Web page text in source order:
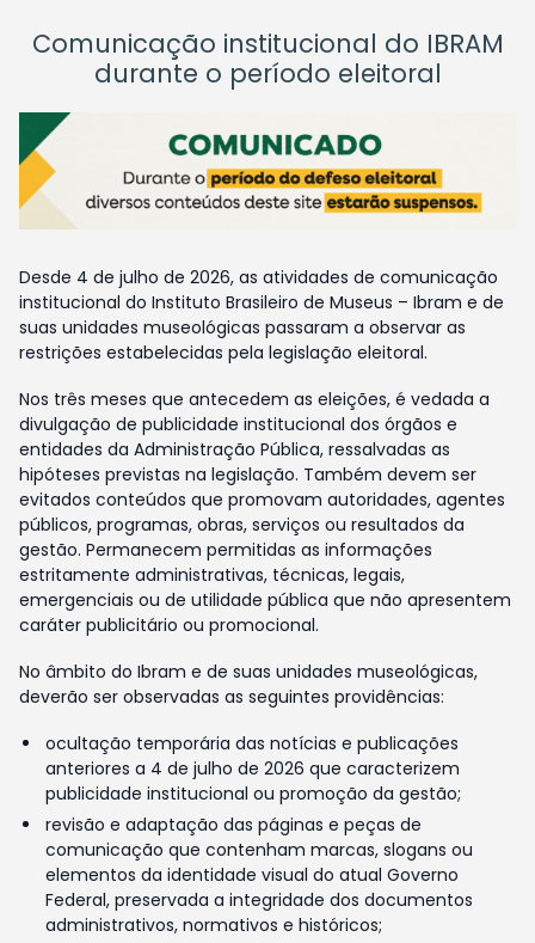
Comunicação institucional do IBRAM
durante o período eleitoral
Desde 4 de julho de 2026, as atividades de comunicação
institucional do Instituto Brasileiro de Museus – Ibram e de
suas unidades museológicas passaram a observar as
restrições estabelecidas pela legislação eleitoral.
Nos três meses que antecedem as eleições, é vedada a
divulgação de publicidade institucional dos órgãos e
entidades da Administração Pública, ressalvadas as
hipóteses previstas na legislação. Também devem ser
evitados conteúdos que promovam autoridades, agentes
públicos, programas, obras, serviços ou resultados da
gestão. Permanecem permitidas as informações
estritamente administrativas, técnicas, legais,
emergenciais ou de utilidade pública que não apresentem
caráter publicitário ou promocional.
No âmbito do Ibram e de suas unidades museológicas,
deverão ser observadas as seguintes providências:
ocultação temporária das notícias e publicações
anteriores a 4 de julho de 2026 que caracterizem
publicidade institucional ou promoção da gestão;
revisão e adaptação das páginas e peças de
comunicação que contenham marcas, slogans ou
elementos da identidade visual do atual Governo
Federal, preservada a integridade dos documentos
administrativos, normativos e históricos;